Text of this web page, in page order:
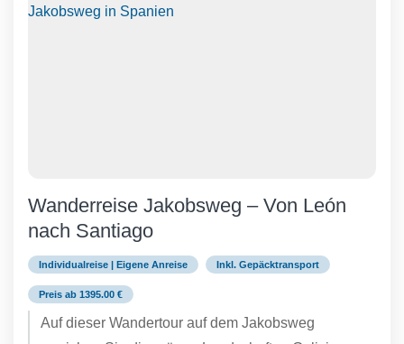
Wanderreise Jakobsweg – Von León
nach Santiago
Individualreise | Eigene Anreise Inkl. Gepäcktransport
Preis ab 1395.00 €
Auf dieser Wandertour auf dem Jakobsweg